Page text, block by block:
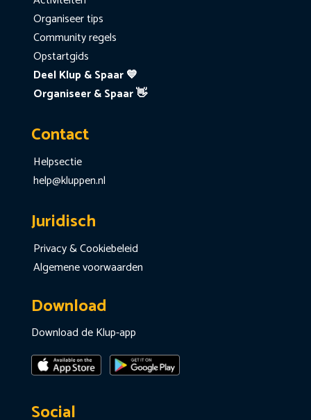
Organiseer tips
Community regels
Opstartgids
Deel Klup & Spaar 💙
Organiseer & Spaar 👋
Contact
Helpsectie
help@kluppen.nl
Juridisch
Privacy & Cookiebeleid
Algemene voorwaarden
Download
Download de Klup-app
Social